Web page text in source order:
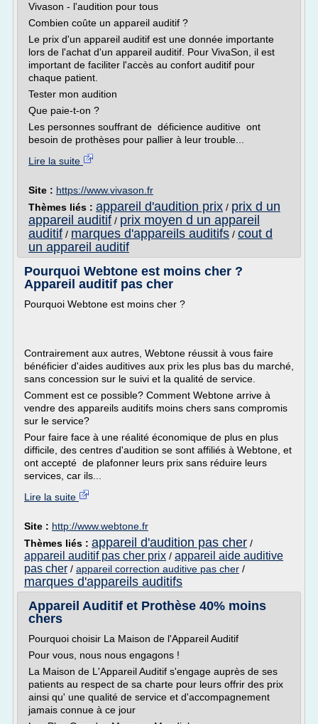
Vivason - l'audition pour tous
Combien coûte un appareil auditif ?
Le prix d'un appareil auditif est une donnée importante
lors de l'achat d'un appareil auditif. Pour VivaSon, il est
important de faciliter l'accès au confort auditif pour
chaque patient.
Tester mon audition
Que paie-t-on ?
Les personnes souffrant de déficience auditive ont
besoin de prothèses pour pallier à leur trouble...
Lire la suite
Site : https://www.vivason.fr
Thèmes liés : appareil d'audition prix / prix d un
appareil auditif / prix moyen d un appareil
auditif / marques d'appareils auditifs / cout d
un appareil auditif
Pourquoi Webtone est moins cher ?
Appareil auditif pas cher
Pourquoi Webtone est moins cher ?
Contrairement aux autres, Webtone réussit à vous faire
bénéficier d'aides auditives aux prix les plus bas du marché,
sans concession sur le suivi et la qualité de service.
Comment est ce possible? Comment Webtone arrive à
vendre des appareils auditifs moins chers sans compromis
sur le service?
Pour faire face à une réalité économique de plus en plus
difficile, des centres d'audition se sont affiliés à Webtone, et
ont accepté de plafonner leurs prix sans réduire leurs
services, car ils...
Lire la suite
Site : http://www.webtone.fr
Thèmes liés : appareil d'audition pas cher /
appareil auditif pas cher prix / appareil aide auditive
pas cher / appareil correction auditive pas cher /
marques d'appareils auditifs
Appareil Auditif et Prothèse 40% moins
chers
Pourquoi choisir La Maison de l'Appareil Auditif
Pour vous, nous nous engagons !
La Maison de L'Appareil Auditif s'engage auprès de ses
patients au respect de sa charte pour leurs offrir des prix
ainsi qu' une qualité de service et d'accompagnement
jamais connue à ce jour